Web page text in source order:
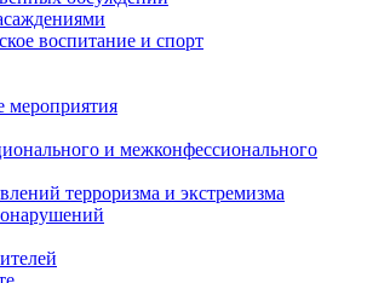
воспитание и спорт
мероприятия
и межконфессионального
терроризма и экстремизма